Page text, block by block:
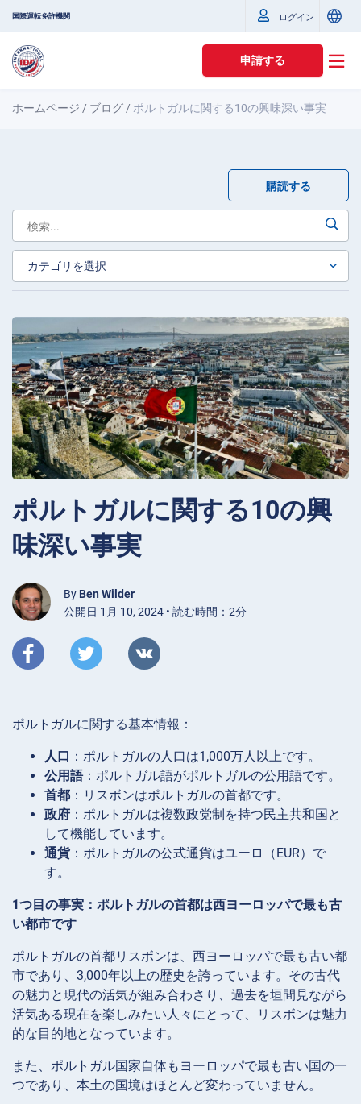
国際運転免許機関 ログイン
申請する
ホームページ / ブログ / ポルトガルに関する10の興味深い事実
購読する
ポルトガルに関する10の興
味深い事実
By Ben Wilder
公開日 1月 10, 2024 • 読む時間：2分
ポルトガルに関する基本情報：
人口 ：ポルトガルの人口は1,000万人以上です。
公用語：ポルトガル語がポルトガルの公用語です。
首都 ：リスボンはポルトガルの首都です。
政府 ：ポルトガルは複数政党制を持つ民主共和国と
して機能しています。
通貨：ポルトガルの公式通貨はユーロ（EUR）で
す。
1つ目の事実：ポルトガルの首都は西ヨーロッパで最も古
い都市です
ポルトガルの首都リスボンは、西ヨーロッパで最も古い都
市であり、3,000年以上の歴史を誇っています。その古代
の魅力と現代の活気が組み合わさり、過去を垣間見ながら
活気ある現在を楽しみたい人々にとって、リスボンは魅力
的な目的地となっています。
また、ポルトガル国家自体もヨーロッパで最も古い国の一
つであり、本土の国境はほとんど変わっていません。